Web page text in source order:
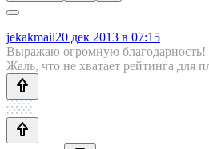
jekakmail20 дек 2013 в 07:15
Выражаю огромную благодарность!
Жаль, что не хватает рейтинга для